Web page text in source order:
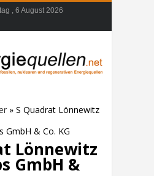
, 6 August 2026
» S Quadrat Lönnewitz
GmbH & Co. KG
Lönnewitz
GmbH &